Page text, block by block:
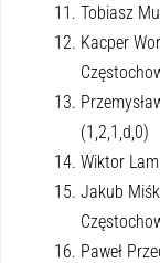
Tobiasz
Kacper
(1,2,1,d,0)
Wiktor
Jakub
Paweł